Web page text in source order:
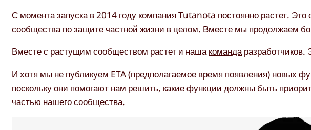
С момента запуска в 2014 году компания Tutanota постоянно растет.
сообщества по защите частной жизни в целом. Вместе мы продолжаем
Вместе с растущим сообществом растет и нашакомандаразработчиков.
И хотя мы не публикуем ETA (предполагаемое время появления) новых
поскольку они помогают нам решить, какие функции должны быть
частью нашего сообщества.